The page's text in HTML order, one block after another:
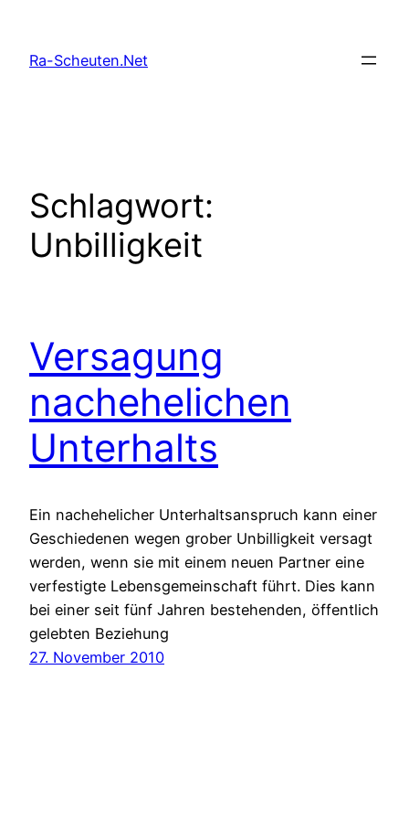
springen
Ra-Scheuten.Net
Schlagwort:
Unbilligkeit
Versagung
nachehelichen
Unterhalts
Ein nachehelicher Unterhaltsanspruch kann einer
Geschiedenen wegen grober Unbilligkeit versagt
werden, wenn sie mit einem neuen Partner eine
verfestigte Lebensgemeinschaft führt. Dies kann
bei einer seit fünf Jahren bestehenden, öffentlich
gelebten Beziehung
27. November 2010